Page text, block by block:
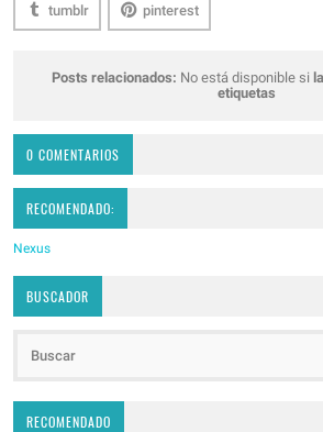
tumblr pinterest
Posts relacionados: No está disponible si
etiquetas
0 COMENTARIOS
RECOMENDADO:
Nexus
BUSCADOR
RECOMENDADO